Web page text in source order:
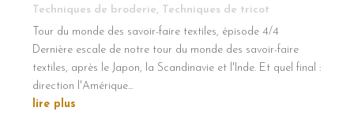
Techniques de broderie, Techniques de tricot
Tour du monde des savoir-faire textiles, épisode 4/4
Dernière escale de notre tour du monde des savoir-faire
textiles, après le Japon, la Scandinavie et l'Inde. Et quel final :
direction l'Amérique...
lire plus